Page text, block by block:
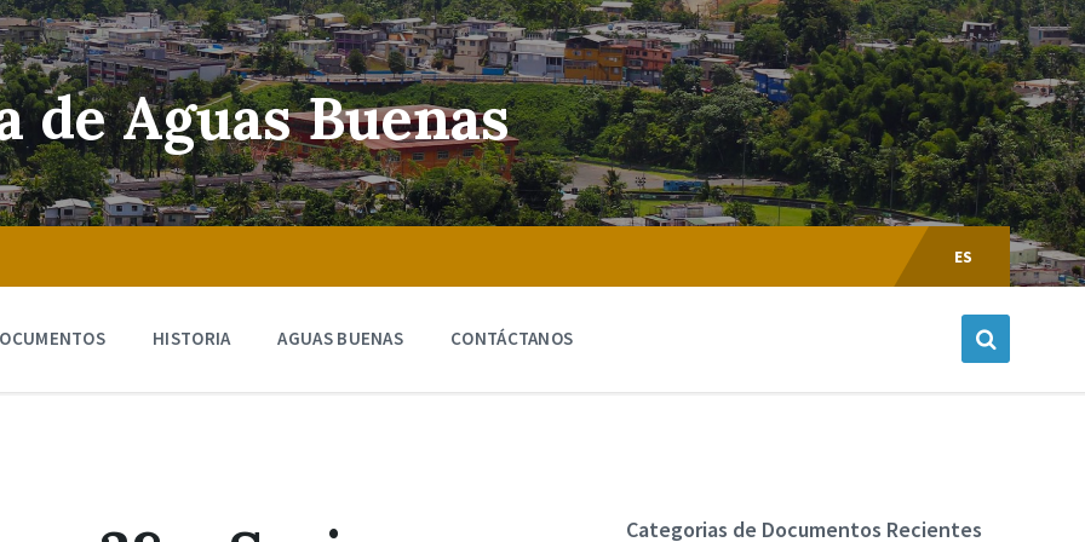
de Aguas Buenas
Escoger
Lenguaje:
ES
HISTORIA AGUAS BUENAS CONTÁCTANOS
Categorias de Documentos Recientes